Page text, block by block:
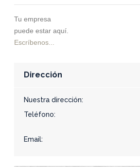
Tu empresa
puede estar aquí.
Escríbenos...
Dirección
Nuestra dirección:
Teléfono:
Email: